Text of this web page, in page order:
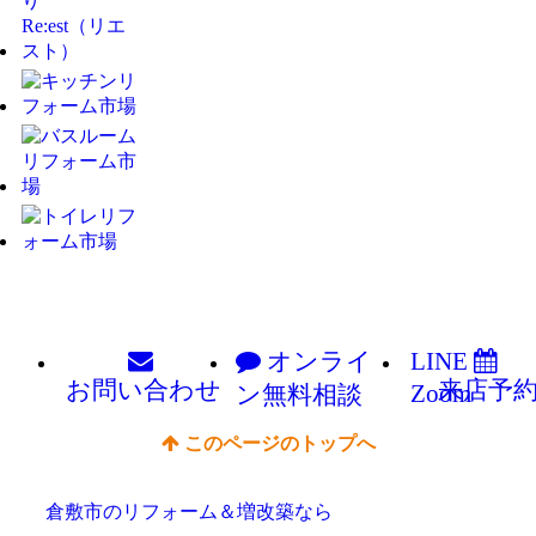
お問い合わせ
オンライ
ン無料相談
LINE
Zoom
来店予
このページのトップへ
倉敷市のリフォーム＆増改築なら